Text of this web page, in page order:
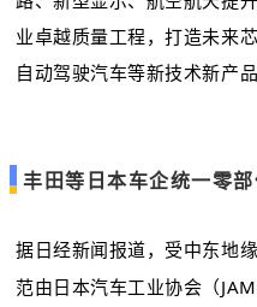
业卓越质量工程，打造未来
自动驾驶汽车等新技术新产
丰田等日本车企统一零
据日经新闻报道，受中东地
范由日本汽车工业协会（